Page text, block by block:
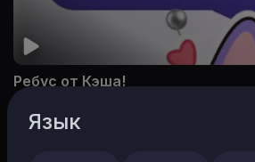
Ребус от Кэша!
179 Просмотров
Язык